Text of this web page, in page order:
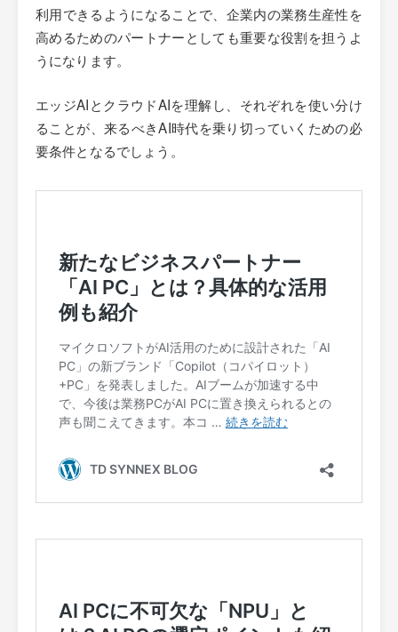
利用できるようになることで、企業内の業務生産性を
高めるためのパートナーとしても重要な役割を担うよ
うになります。
エッジAIとクラウドAIを理解し、それぞれを使い分け
ることが、来るべきAI時代を乗り切っていくための必
要条件となるでしょう。